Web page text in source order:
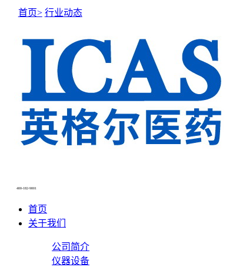
400-182-9001
首页
关于我们
公司简介
仪器设备
首页> 行业动态